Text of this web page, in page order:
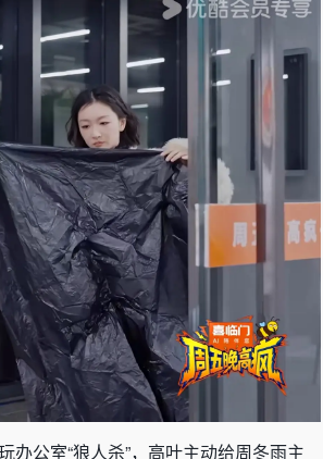
办公室“狼人杀”，高叶主动给周冬雨主